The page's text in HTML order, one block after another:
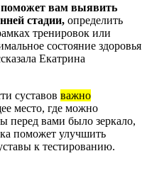
поможет вам выявить
стадии, определить
тренировок или
состояние здоровья
Екатрина
суставов важно
место, где можно
перед вами было зеркало,
поможет улучшить
к тестированию.